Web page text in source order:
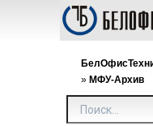
» МФУ-Архив